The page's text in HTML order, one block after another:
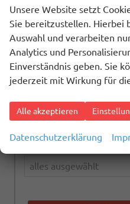
Modell
alles ausgewählt
alles ausgewählt
alles ausgewählt
Unsere Website setzt
Sie bereitzustellen. Hierbei
Auswahl und verarbeiten
Analytics und
Einverständnis geben. Sie
jederzeit mit Wirkung für
Alle akzeptieren
Datenschutzerklärung